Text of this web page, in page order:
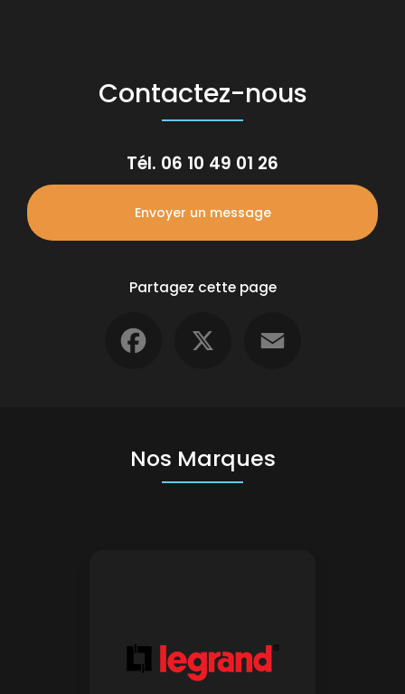
Contactez-nous
Tél. 06 10 49 01 26
Envoyer un message
Partagez cette page
Nos Marques